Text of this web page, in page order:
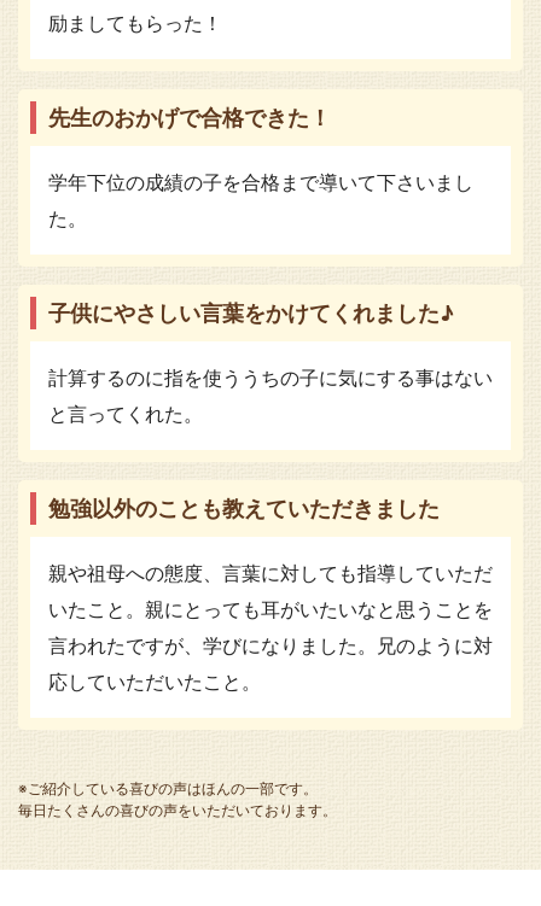
励ましてもらった！
先生のおかげで合格できた！
学年下位の成績の子を合格まで導いて下さいまし
た。
子供にやさしい言葉をかけてくれました♪
計算するのに指を使ううちの子に気にする事はない
と言ってくれた。
勉強以外のことも教えていただきました
親や祖母への態度、言葉に対しても指導していただ
いたこと。親にとっても耳がいたいなと思うことを
言われたですが、学びになりました。兄のように対
応していただいたこと。
※ご紹介している喜びの声はほんの一部です。
毎日たくさんの喜びの声をいただいております。